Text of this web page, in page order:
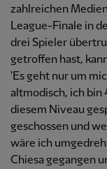
zahlreichen
League-Finale in
drei Spieler
getroffen hast,
'Es geht nur um
altmodisch, ich bin
diesem Niveau
geschossen und
wäre ich
Chiesa gegangen